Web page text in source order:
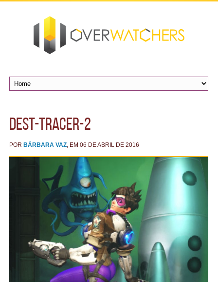
dest-tracer-2
POR BÁRBARA VAZ, EM 06 DE ABRIL DE 2016